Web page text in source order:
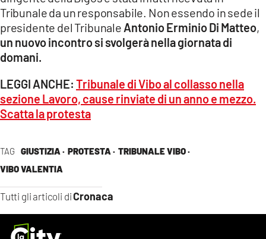
TAG GIUSTIZIA · PROTESTA · TRIBUNALE VIBO ·
VIBO VALENTIA
Tutti gli articoli diCronaca
Tribunale da un responsabile. Non essendo in sede il
presidente del Tribunale Antonio Erminio Di Matteo,
un nuovo incontro si svolgerà nella giornata di
domani.
LEGGI ANCHE: Tribunale di Vibo al collasso nella
sezione Lavoro, cause rinviate di un anno e mezzo.
Scatta la protesta